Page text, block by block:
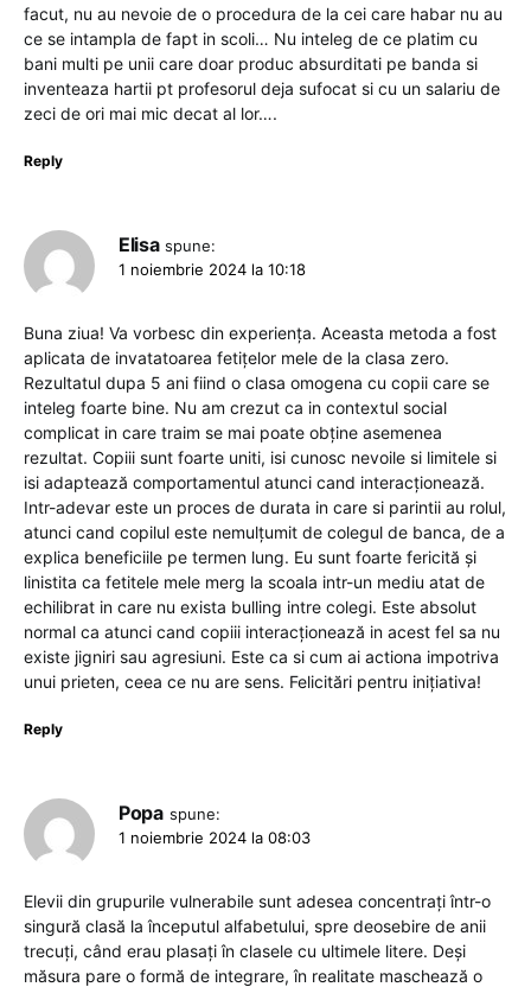
facut, nu au nevoie de o procedura de la cei care habar nu au
ce se intampla de fapt in scoli… Nu inteleg de ce platim cu
bani multi pe unii care doar produc absurditati pe banda si
inventeaza hartii pt profesorul deja sufocat si cu un salariu de
zeci de ori mai mic decat al lor….
Reply
Elisa spune:
1 noiembrie 2024 la 10:18
Buna ziua! Va vorbesc din experiența. Aceasta metoda a fost
aplicata de invatatoarea fetițelor mele de la clasa zero.
Rezultatul dupa 5 ani fiind o clasa omogena cu copii care se
inteleg foarte bine. Nu am crezut ca in contextul social
complicat in care traim se mai poate obține asemenea
rezultat. Copiii sunt foarte uniti, isi cunosc nevoile si limitele si
isi adaptează comportamentul atunci cand interacționează.
Intr-adevar este un proces de durata in care si parintii au rolul,
atunci cand copilul este nemulțumit de colegul de banca, de a
explica beneficiile pe termen lung. Eu sunt foarte fericită și
linistita ca fetitele mele merg la scoala intr-un mediu atat de
echilibrat in care nu exista bulling intre colegi. Este absolut
normal ca atunci cand copiii interacționează in acest fel sa nu
existe jigniri sau agresiuni. Este ca si cum ai actiona impotriva
unui prieten, ceea ce nu are sens. Felicitări pentru inițiativa!
Reply
Popa spune:
1 noiembrie 2024 la 08:03
Elevii din grupurile vulnerabile sunt adesea concentrați într-o
singură clasă la începutul alfabetului, spre deosebire de anii
trecuți, când erau plasați în clasele cu ultimele litere. Deși
măsura pare o formă de integrare, în realitate maschează o